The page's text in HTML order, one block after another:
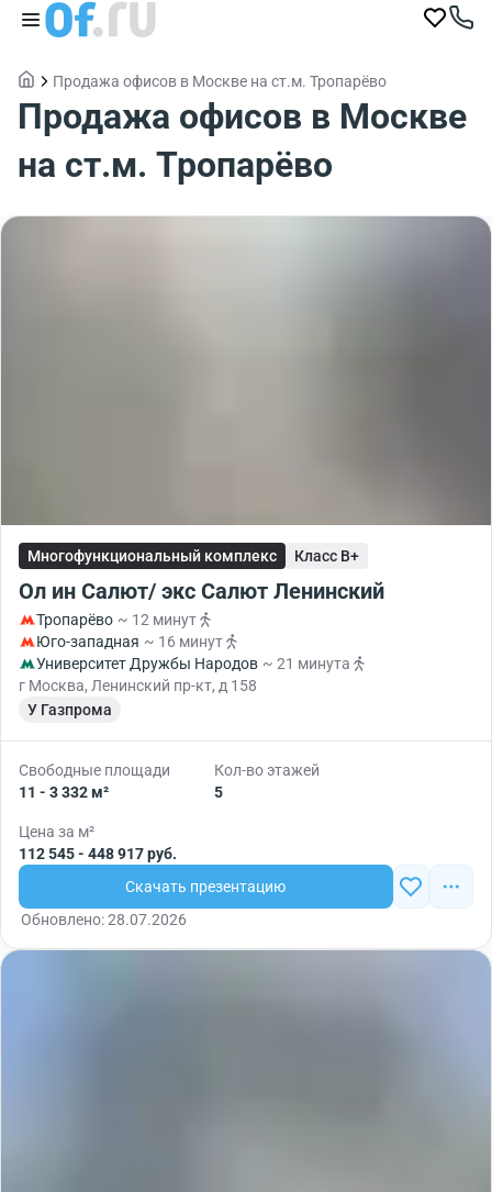
Продажа офисов в Москве на ст.м. Тропарёво
Продажа офисов в Москве
на ст.м. Тропарёво
Многофункциональный комплекс Класс B+
Ол ин Салют/ экс Салют Ленинский
Тропарёво ~ 12 минут
Юго-западная ~ 16 минут
Университет Дружбы Народов ~ 21 минута
г Москва, Ленинский пр-кт, д 158
У Газпрома
Свободные площади
11 - 3 332 м²
Кол-во этажей
5
Цена за м²
112 545 - 448 917 руб.
Скачать презентацию
Обновлено: 28.07.2026